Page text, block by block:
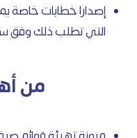
إصدارا خطابات خاصة
التي تطلب ذلك وفق
من